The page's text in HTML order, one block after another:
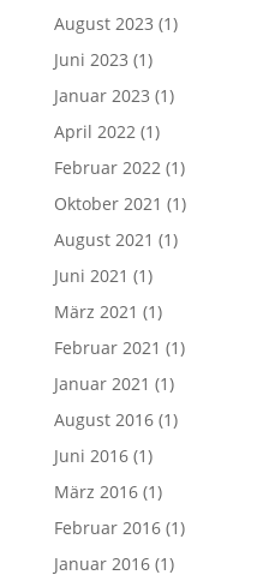
August 2023 (1)
Juni 2023 (1)
Januar 2023 (1)
April 2022(1)
Februar 2022(1)
Oktober 2021 (1)
August 2021 (1)
Juni 2021 (1)
März 2021 (1)
Februar 2021 (1)
Januar 2021 (1)
August 2016(1)
Juni 2016(1)
März 2016(1)
Februar 2016(1)
Januar 2016(1)